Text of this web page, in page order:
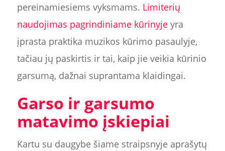
pereinamiesiems vyksmams. Limiterių
naudojimas pagrindiniame kūrinyjeyra
įprasta praktika muzikos kūrimo pasaulyje,
tačiau jų paskirtis ir tai, kaip jie veikia kūrinio
garsumą, dažnai suprantama klaidingai.
Garso ir garsumo
matavimo įskiepiai
Kartu su daugybe šiame straipsnyje aprašytų